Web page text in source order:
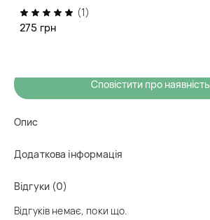
(1)
275 грн
рельєф.
Сповістити про наявність
Опис
Додаткова інформація
Відгуки (0)
Відгуків немає, поки що.